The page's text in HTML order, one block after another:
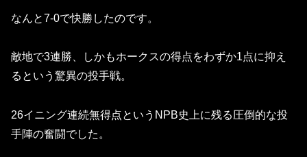
なんと7-0で快勝したのです。
敵地で3連勝、しかもホークスの得点をわずか1点に抑え
るという驚異の投手戦。
26イニング連続無得点というNPB史上に残る圧倒的な投
手陣の奮闘でした。